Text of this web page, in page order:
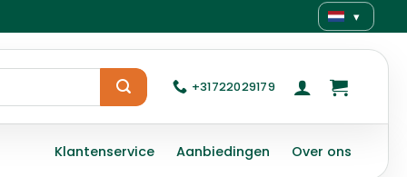
▾
+31722029179
Klantenservice Aanbiedingen Over ons